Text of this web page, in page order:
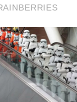
Apatah lagi
itu telah diberi
pemohon sendiri.
“Ismanira juga
telah memberi